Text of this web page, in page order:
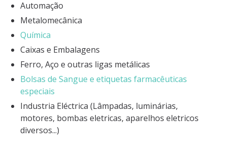
Automação
Metalomecânica
Química
Caixas e Embalagens
Ferro, Aço e outras ligas metálicas
Bolsas de Sangue e etiquetas farmacêuticas
especiais
Industria Eléctrica (Lâmpadas, luminárias,
motores, bombas eletricas, aparelhos eletricos
diversos...)